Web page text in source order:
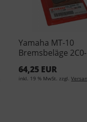
Yamaha MT-10
Bremsbeläge 2C0-
64,25 EUR
inkl. 19 % MwSt. zzgl.